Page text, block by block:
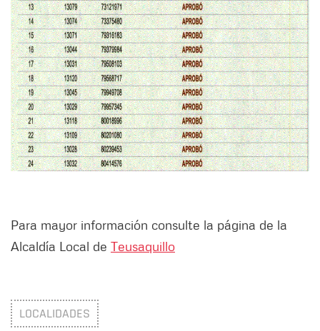
Para mayor información consulte la página de la
Alcaldía Local de Teusaquillo
LOCALIDADES